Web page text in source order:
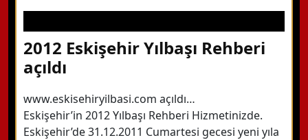
2012 Eskişehir Yılbaşı Rehberi
açıldı
www.eskisehiryilbasi.com açıldı…
Eskişehir’in 2012 Yılbaşı Rehberi Hizmetinizde.
Eskişehir’de 31.12.2011 Cumartesi gecesi yeni yıla